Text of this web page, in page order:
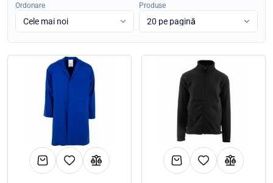
Ordonare Produse